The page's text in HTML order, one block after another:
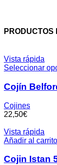
Vista rápida
Seleccionar
Cojín
Cojines
€
Vista rápida
Añadir al carrito
Cojin Istan